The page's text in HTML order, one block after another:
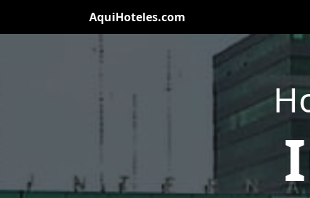
AquiHoteles.com